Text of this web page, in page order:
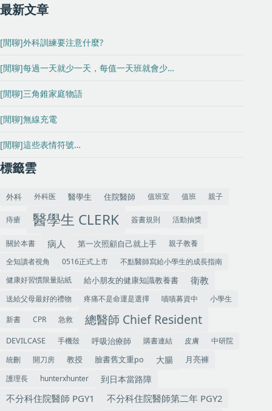
最新文章
[閒聊]外科訓練要注意什麼?
[閒聊]每過一天就少一天，每值一天班就會少…
[閒聊]三角錐家庭物語
[閒聊]無線充電
[閒聊]這些表情符號…
標籤雲
外科 外科医 醫學生 住院醫師 值班室 值班 親子
痔瘡 醫學生 CLERK 簽書規則 活動抽獎
關於本書 病人 第一次照顧自己就上手
親子教養
全知讀者視角
0516正式上市
不點醫師寫給小學生的成長指南
健康好習慣限量貼紙
給小朋友的健康知識教養書 衛教
送給父母最好的禮物 疼痛不是命運是選擇 嘖嘖募資中
小學生
新書
CPR 急救 總醫師 Chief Resident
DEVILCASE 手機殼 呼吸治療師 購書連結 皮膚
中研院
統刪
開刀房 教授 臉書舊文重po 大腸
月亮褲
護理長
hunterxhunter 到日本當路障
不分科住院醫師 PGY1 不分科住院醫師第二年 PGY2